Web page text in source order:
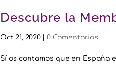
Descubre la
Oct 21, 2020 |0 Comentarios
Sí os contamos que en España